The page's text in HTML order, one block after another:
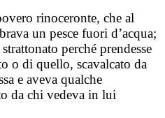
rinoceronte, che al
un pesce fuori d’acqua;
perché prendesse
o di quello, scavalcato da
e aveva qualche
da chi vedeva in lui